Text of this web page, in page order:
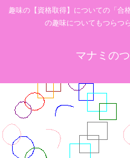
趣味の【資格取得】についての「合
の趣味についてもつらつ
マナミの